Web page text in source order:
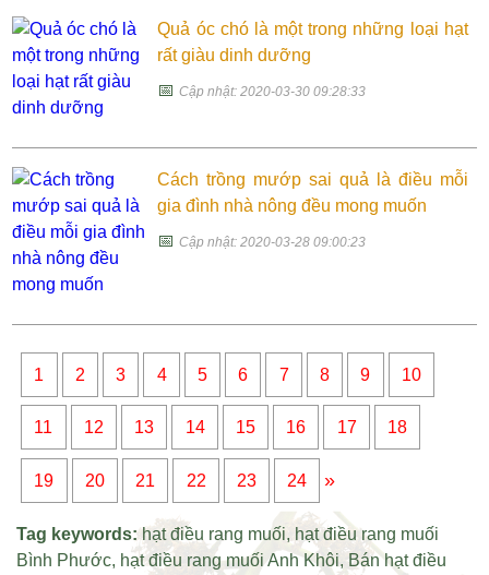
Quả óc chó là một trong những loại hạt
rất giàu dinh dưỡng
📅Cập nhật: 2020-03-30 09:28:33
Cách trồng mướp sai quả là điều mỗi
gia đình nhà nông đều mong muốn
📅Cập nhật: 2020-03-28 09:00:23
1 2 3 4 5 6 7 8 9 10
11 12 13 14 15 16 17 18
19 20 21 22 23 24 »
Tag keywords: hạt điều rang muối, hạt điều rang muối
Bình Phước, hạt điều rang muối Anh Khôi,Bán hạt điều